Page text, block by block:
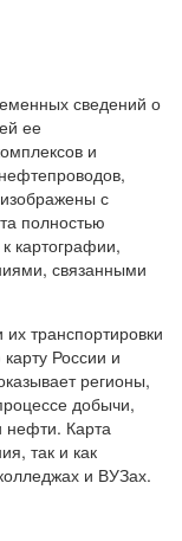
сведений о
ее
и
с
полностью
картографии,
связанными
транспортировки
России и
регионы,
добычи,
нефти. Карта
так и как
и ВУЗах.